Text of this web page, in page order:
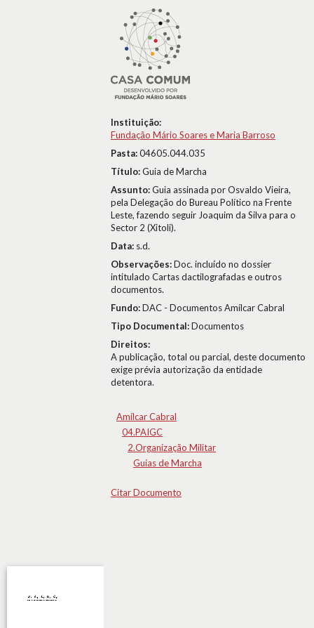
Instituição:
Fundação Mário Soares e Maria Barroso
Pasta:04605.044.035
Título:Guia de Marcha
Assunto:Guia assinada por Osvaldo Vieira,
pela Delegação do Bureau Político na Frente
Leste, fazendo seguir Joaquim da Silva para o
Sector 2 (Xitoli).
Data: s.d.
Observações:Doc. incluído no dossier
intitulado Cartas dactilografadas e outros
documentos.
Fundo:DAC - Documentos Amílcar Cabral
Tipo Documental:Documentos
Direitos:
A publicação, total ou parcial, deste documento
exige prévia autorização da entidade
detentora.
Amílcar Cabral
04.PAIGC
2.Organização Militar
Guias de Marcha
Citar Documento